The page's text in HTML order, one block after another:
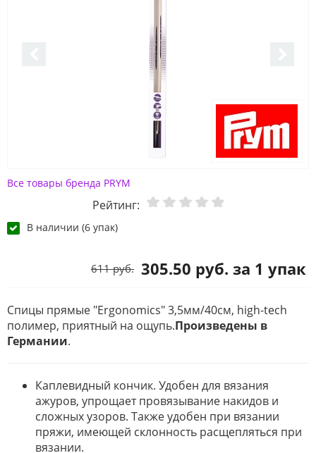
Все товары бренда PRYM
Рейтинг:
В наличии (6 упак)
305.50 руб. за 1 упак
611 руб.
Спицы прямые "Ergonomics" 3,5мм/40см, high-tech
полимер, приятный на ощупь.Произведены в
Германии.
Каплевидный кончик. Удобен для вязания
ажуров, упрощает провязывание накидов и
сложных узоров. Также удобен при вязании
пряжи, имеющей склонность расщепляться при
вязании.